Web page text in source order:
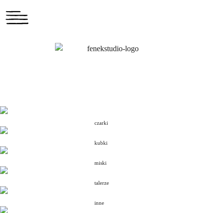
czarki
kubki
miski
talerze
inne